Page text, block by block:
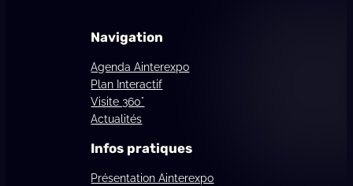
Navigation
Agenda Ainterexpo
Plan Interactif
Visite 360°
Actualités
Infos pratiques
Présentation Ainterexpo